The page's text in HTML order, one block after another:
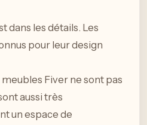
dans les détails. Les
pour leur design
meubles Fiver ne sont pas
aussi très
un espace de